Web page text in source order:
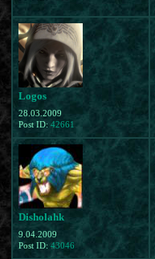
Logos
28.03.2009
Post ID: 42661
Disholahk
9.04.2009
Post ID: 43046